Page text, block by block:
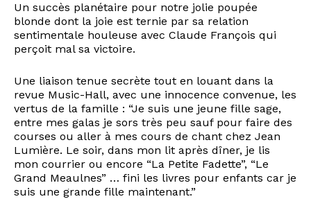
Un succès planétaire pour notre jolie poupée
blonde dont la joie est ternie par sa relation
sentimentale houleuse avec Claude François qui
perçoit mal sa victoire.
Une liaison tenue secrète tout en louant dans la
revue Music-Hall, avec une innocence convenue, les
vertus de la famille : “Je suis une jeune fille sage,
entre mes galas je sors très peu sauf pour faire des
courses ou aller à mes cours de chant chez Jean
Lumière. Le soir, dans mon lit après dîner, je lis
mon courrier ou encore “La Petite Fadette”, “Le
Grand Meaulnes” … fini les livres pour enfants car je
suis une grande fille maintenant.”